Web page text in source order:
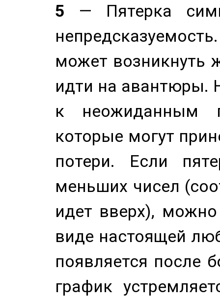
5 — Пятерка
может возникнуть
идти на авантюры.
к неожиданным
которые могут
потери. Если
меньших чисел
идет вверх),
виде настоящей
появляется после
график